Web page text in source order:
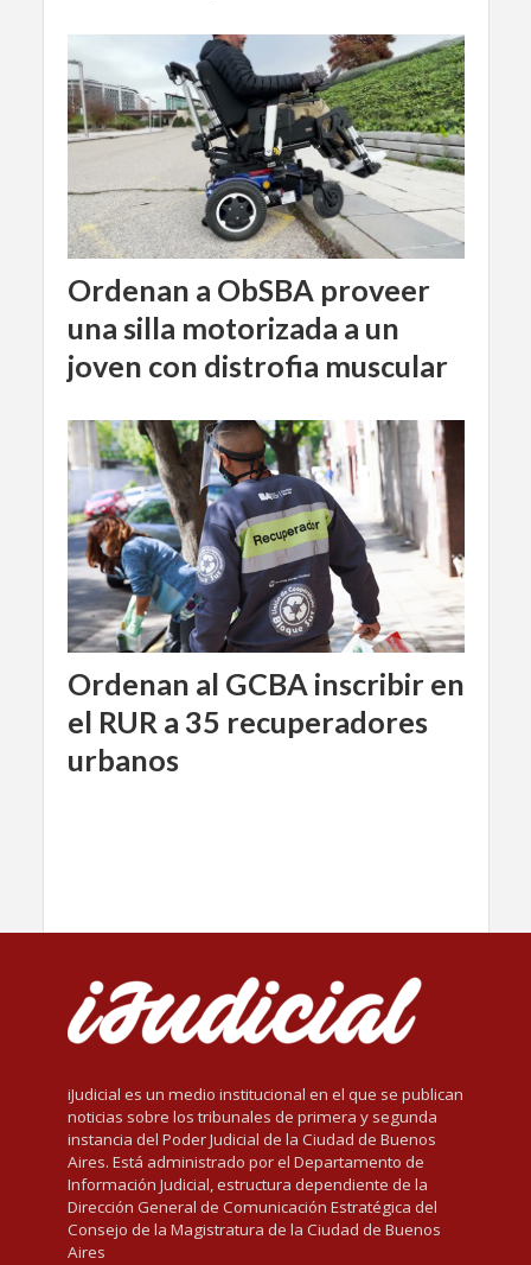
Ordenan a ObSBA proveer
una silla motorizada a un
joven con distrofia muscular
Ordenan al GCBA inscribir en
el RUR a 35 recuperadores
urbanos
iJudicial es un medio institucional en el que se publican
noticias sobre los tribunales de primera y segunda
instancia del Poder Judicial de la Ciudad de Buenos
Aires. Está administrado por el Departamento de
Información Judicial, estructura dependiente de la
Dirección General de Comunicación Estratégica del
Consejo de la Magistratura de la Ciudad de Buenos
Aires